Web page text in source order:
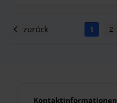
zurück 1 2
Kontaktinformationen